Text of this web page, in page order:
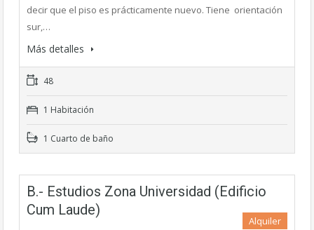
decir que el piso es prácticamente nuevo. Tiene orientación
sur,…
Más detalles
48
1 Habitación
1 Cuarto de baño
B.- Estudios Zona Universidad (Edificio
Cum Laude)
Alquiler